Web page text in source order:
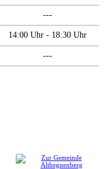
---
14:00 Uhr - 18:30 Uhr
---